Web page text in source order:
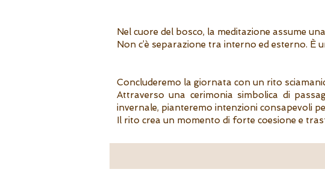
Nel cuore del bosco, la meditazione assume
Non c’è separazione tra interno ed esterno. È
Concluderemo la giornata con un rito
Attraverso una cerimonia simbolica di
invernale, pianteremo intenzioni consapevoli
Il rito crea un momento di forte coesione e